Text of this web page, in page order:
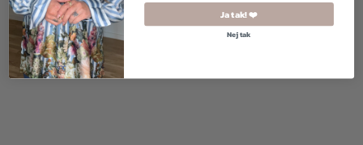
Ja tak! ❤️
Nej tak